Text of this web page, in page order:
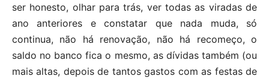
ser honesto, olhar para trás, ver todas as viradas de
ano anteriores e constatar que nada muda, só
continua, não há renovação, não há recomeço, o
saldo no banco fica o mesmo, as dívidas também (ou
mais altas, depois de tantos gastos com as festas de